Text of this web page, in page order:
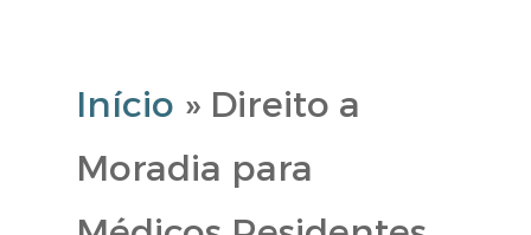
Início » Direito a
Moradia para